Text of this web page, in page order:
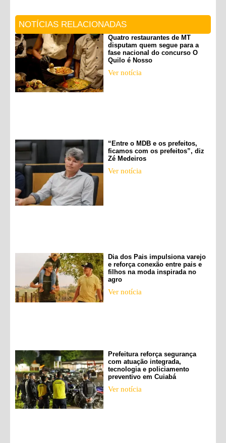
NOTÍCIAS RELACIONADAS
Quatro restaurantes de MT
disputam quem segue para a
fase nacional do concurso O
Quilo é Nosso
Ver notícia
“Entre o MDB e os prefeitos,
ficamos com os prefeitos”, diz
Zé Medeiros
Ver notícia
Dia dos Pais impulsiona varejo
e reforça conexão entre pais e
filhos na moda inspirada no
agro
Ver notícia
Prefeitura reforça segurança
com atuação integrada,
tecnologia e policiamento
preventivo em Cuiabá
Ver notícia